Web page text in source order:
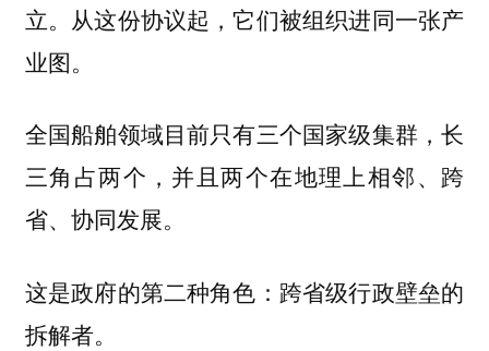
立。从这份协议起，它们被组织进同一张产
业图。
全国船舶领域目前只有三个国家级集群，长
三角占两个，并且两个在地理上相邻、跨
省、协同发展。
这是政府的第二种角色：跨省级行政壁垒的
拆解者。